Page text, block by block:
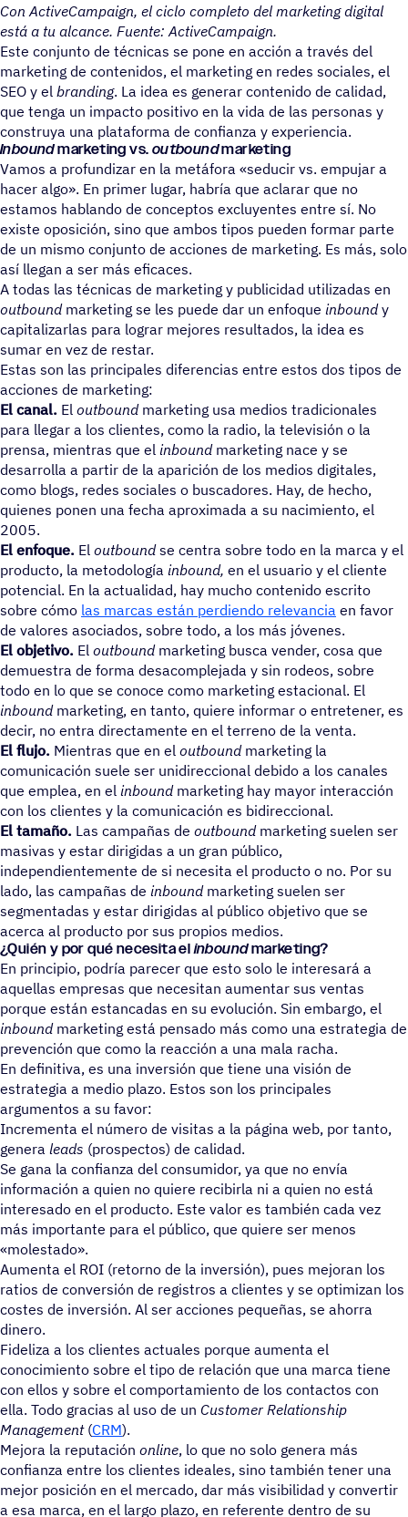
Con ActiveCampaign, el ciclo completo del marketing digital
está a tu alcance. Fuente: ActiveCampaign.
Este conjunto de técnicas se pone en acción a través del
marketing de contenidos, el marketing en redes sociales, el
SEO y el branding. La idea es generar contenido de calidad,
que tenga un impacto positivo en la vida de las personas y
construya una plataforma de confianza y experiencia.
Inboundmarketing vs.outboundmarketing
Vamos a profundizar en la metáfora «seducir vs. empujar a
hacer algo». En primer lugar, habría que aclarar que no
estamos hablando de conceptos excluyentes entre sí. No
existe oposición, sino que ambos tipos pueden formar parte
de un mismo conjunto de acciones de marketing. Es más, solo
así llegan a ser más eficaces.
A todas las técnicas de marketing y publicidad utilizadas en
outboundmarketing se les puede dar un enfoque inboundy
capitalizarlas para lograr mejores resultados, la idea es
sumar en vez de restar.
Estas son las principales diferencias entre estos dos tipos de
acciones de marketing:
El canal. El outboundmarketing usa medios tradicionales
para llegar a los clientes, como la radio, la televisión o la
prensa, mientras que el inboundmarketing nace y se
desarrolla a partir de la aparición de los medios digitales,
como blogs, redes sociales o buscadores. Hay, de hecho,
quienes ponen una fecha aproximada a su nacimiento, el
2005.
El enfoque. El outboundse centra sobre todo en la marca y el
producto, la metodología inbound, en el usuario y el cliente
potencial. En la actualidad, hay mucho contenido escrito
sobre cómo las marcas están perdiendo relevancia en favor
de valores asociados, sobre todo, a los más jóvenes.
El objetivo. El outboundmarketing busca vender, cosa que
demuestra de forma desacomplejada y sin rodeos, sobre
todo en lo que se conoce como marketing estacional. El
inboundmarketing, en tanto, quiere informar o entretener, es
decir, no entra directamente en el terreno de la venta.
El flujo. Mientras que en el outboundmarketing la
comunicación suele ser unidireccional debido a los canales
que emplea, en el inboundmarketing hay mayor interacción
con los clientes y la comunicación es bidireccional.
El tamaño. Las campañas de outboundmarketing suelen ser
masivas y estar dirigidas a un gran público,
independientemente de si necesita el producto o no. Por su
lado, las campañas de inboundmarketing suelen ser
segmentadas y estar dirigidas al público objetivo que se
acerca al producto por sus propios medios.
¿Quién y por qué necesita elinboundmarketing?
En principio, podría parecer que esto solo le interesará a
aquellas empresas que necesitan aumentar sus ventas
porque están estancadas en su evolución. Sin embargo, el
inboundmarketing está pensado más como una estrategia de
prevención que como la reacción a una mala racha.
En definitiva, es una inversión que tiene una visión de
estrategia a medio plazo. Estos son los principales
argumentos a su favor:
Incrementa el número de visitas a la página web, por tanto,
genera leads (prospectos) de calidad.
Se gana la confianza del consumidor, ya que no envía
información a quien no quiere recibirla ni a quien no est
interesado en el producto. Este valor es también cada vez
más importante para el público, que quiere ser menos
«molestado».
Aumenta el ROI (retorno de la inversión), pues mejoran los
ratios de conversión de registros a clientes y se optimizan los
costes de inversión. Al ser acciones pequeñas, se ahorra
dinero.
Fideliza a los clientes actuales porque aumenta el
conocimiento sobre el tipo de relación que una marca tiene
con ellos y sobre el comportamiento de los contactos con
ella. Todo gracias al uso de un Customer Relationship
Management(CRM).
Mejora la reputación online, lo que no solo genera más
confianza entre los clientes ideales, sino también tener una
mejor posición en el mercado, dar más visibilidad y convertir
a esa marca, en el largo plazo, en referente dentro de su